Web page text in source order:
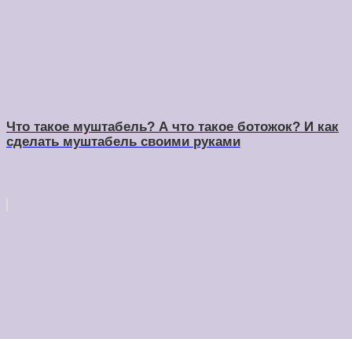
Что такое муштабель? А что такое ботожок? И как
сделать муштабель своими руками